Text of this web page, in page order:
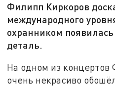
Филипп Киркоров
международного
охранником
деталь.
На одном из концертов
очень некрасиво